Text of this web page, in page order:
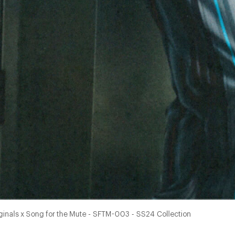
x Song for the Mute - SFTM-003 - SS24 Collection